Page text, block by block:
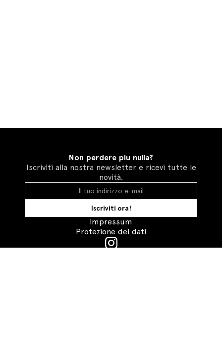
Non perdere piu nulla?
Iscriviti alla nostra newsletter e ricevi tutte le
novità.
Iscriviti ora!
Impressum
Protezione dei dati